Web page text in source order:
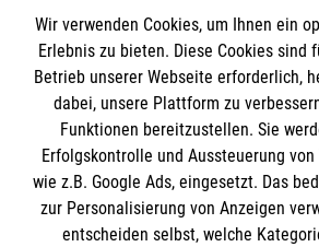
Informationen
Impressum
Datenschutz
Barrierefreiheit
Die Malteser
Wir verwenden Cookies, um Ihnen ein
Erlebnis zu bieten. Diese Cookies sind
Betrieb unserer Webseite erforderlich,
dabei, unsere Plattform zu
Funktionen bereitzustellen. Sie
Erfolgskontrolle und Aussteuerung von
wie z.B. Google Ads, eingesetzt. Das
zur Personalisierung von Anzeigen
entscheiden selbst, welche